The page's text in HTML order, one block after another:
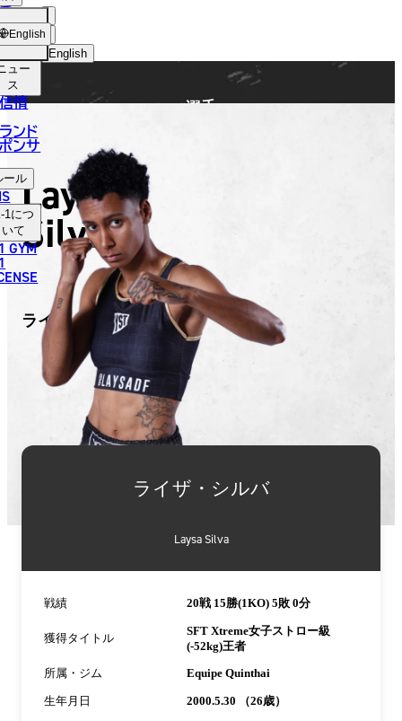
English
العربية
ョッ
プ
ュー
ス
情
ンド
ンサ
ール
1につ
いて
GYM
English
選手
Laysa
Silva
ライザ・シルバ
ライザ・シルバ
Laysa Silva
戦績 20戦 15勝(1KO) 5敗 0分
獲得タイトル
SFT Xtreme女子ストロー級
(-52kg)王者
所属・ジム Equipe Quinthai
生年月日 2000.5.30 （26歳）